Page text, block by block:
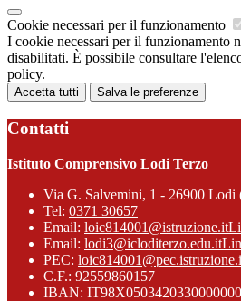
Cookie necessari per il funzionamento
I cookie necessari per il funzionamento
disabilitati. È possibile consultare
policy.
Accetta tutti Salva le preferenze
Contatti
Istituto Comprensivo Lodi Terzo
Via G. Salvemini, 1 - 26900 Lodi
Tel: 0371 30657
Email: loic814001@istruzione.it
Email: lodi3@icloditerzo.edu.it
PEC:
C.F.: 92559860157
IBAN: